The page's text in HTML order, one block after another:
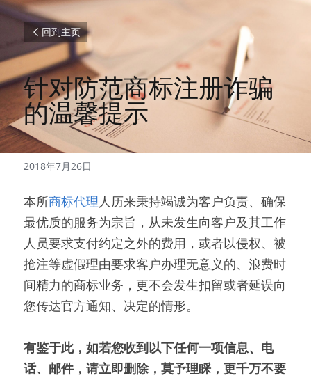
回到主页
针对防范商标注册诈骗
的温馨提示
2018年7月26日
本所商标代理人历来秉持竭诚为客户负责、确保
最优质的服务为宗旨，从未发生向客户及其工作
人员要求支付约定之外的费用，或者以侵权、被
抢注等虚假理由要求客户办理无意义的、浪费时
间精力的商标业务，更不会发生扣留或者延误向
您传达官方通知、决定的情形。
有鉴于此，如若您收到以下任何一项信息、电
话、邮件，请立即删除，莫予理睬，更千万不要